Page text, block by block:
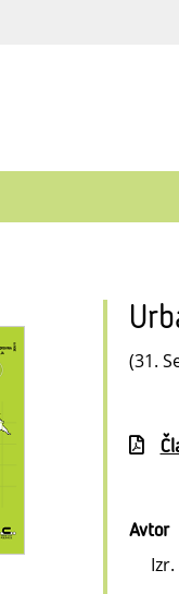
(31.
Avtor